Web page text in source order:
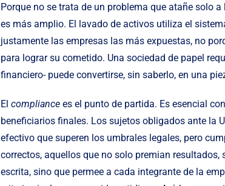
Porque no se trata de un problema que atañe solo
es más amplio. El lavado de activos utiliza el
justamente las empresas las más expuestas, no
para lograr su cometido. Una sociedad de papel
financiero- puede convertirse, sin saberlo, en una
El compliance es el punto de partida. Es esencial
beneficiarios finales. Los sujetos obligados ante la
efectivo que superen los umbrales legales, pero
correctos, aquellos que no solo premian
escrita, sino que permee a cada integrante de la